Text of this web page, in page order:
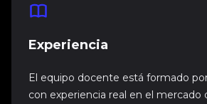
Experiencia
El equipo docente está formado
con experiencia real en el mercado